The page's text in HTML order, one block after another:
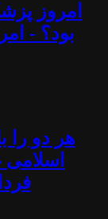
امروز
بود؟ -